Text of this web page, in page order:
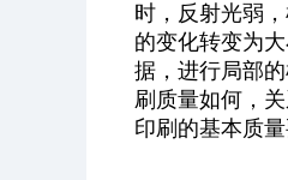
时，反射光弱
的变化转变为
据，进行局部
刷质量如何，
印刷的基本质量